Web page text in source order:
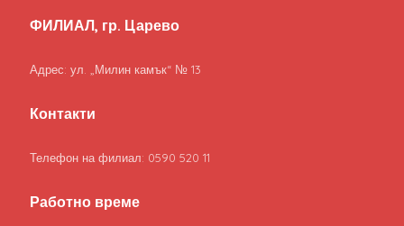
ФИЛИАЛ, гр. Царево
Адрес: ул. „Милин камък“ № 13
Контакти
Телефон на филиал: 0590 520 11
Работно време